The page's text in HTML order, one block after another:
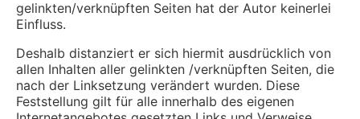
gelinkten/verknüpften Seiten hat der Autor keinerlei
Einfluss.
Deshalb distanziert er sich hiermit ausdrücklich von
allen Inhalten aller gelinkten /verknüpften Seiten, die
nach der Linksetzung verändert wurden. Diese
Feststellung gilt für alle innerhalb des eigenen